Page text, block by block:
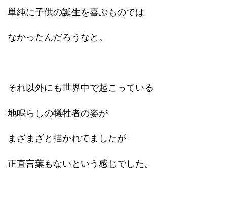
単純に子供の誕生を喜ぶものでは
なかったんだろうなと。
それ以外にも世界中で起こっている
地鳴らしの犠牲者の姿が
まざまざと描かれてましたが
正直言葉もないという感じでした。